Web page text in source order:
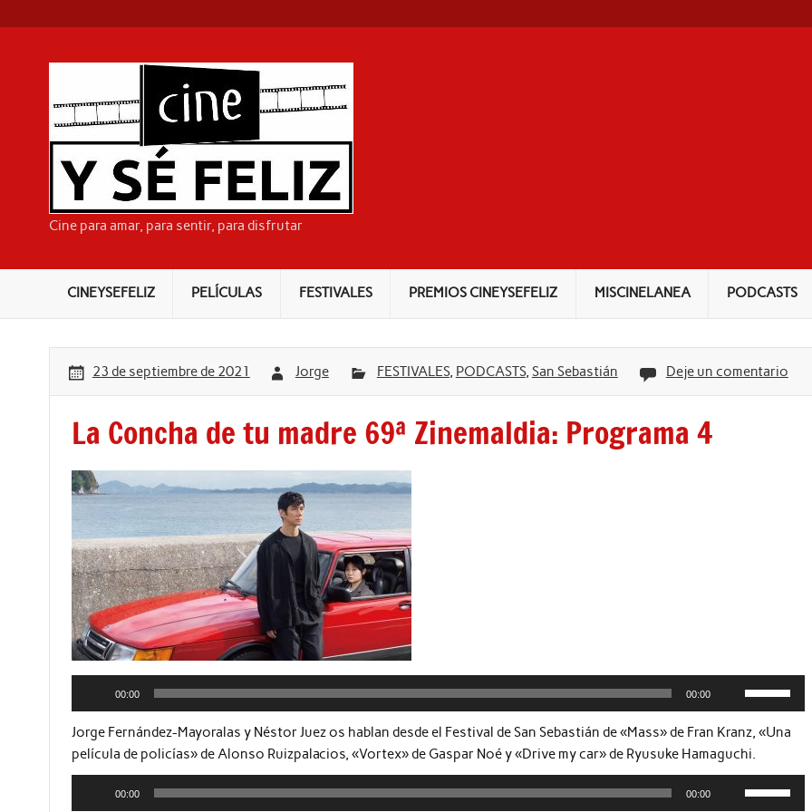
content
Cine para amar, para sentir, para disfrutar
CINEYSEFELIZ PELÍCULAS FESTIVALES PREMIOS CINEYSEFELIZ MISCINELANEA PODCASTS
23 de septiembre de 2021 Jorge FESTIVALES, PODCASTS, San Sebastián Deje un comentario
La Concha de tu madre 69ª Zinemaldia: Programa 4
00:00 00:00
teclas
de
flecha
arriba/abajo
Jorge Fernández-Mayoralas y Néstor Juez os hablan desde el Festival de San Sebastián de «Mass» de Fran Kranz, «Una
película de policías» de Alonso Ruizpalacios, «Vortex» de Gaspar Noé y «Drive my car» de Ryusuke Hamaguchi.
00:00 00:00